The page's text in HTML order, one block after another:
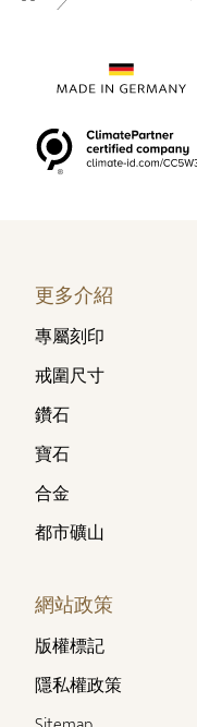
Home
更多介紹
專屬刻印
戒圍尺寸
鑽石
寶石
合金
都市礦山
網站政策
版權標記
隱私權政策